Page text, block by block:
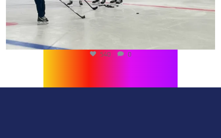
540 0